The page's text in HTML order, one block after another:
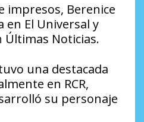
impresos, Berenice
en El Universal y
Noticias.
una destacada
en RCR,
su personaje